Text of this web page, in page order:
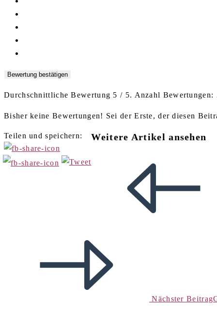
Bewertung bestätigen
Durchschnittliche Bewertung 5 / 5. Anzahl Bewertungen:
Bisher keine Bewertungen! Sei der Erste, der diesen
Teilen und speichern: Weitere Artikel ansehen
Nächster Beitrag